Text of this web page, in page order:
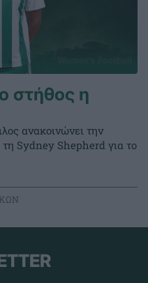
στήθος η
ανακοινώνει την
Sydney Shepherd για το